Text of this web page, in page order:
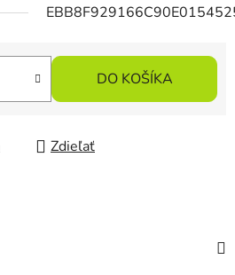
DO KOŠÍKA
Zdieľať